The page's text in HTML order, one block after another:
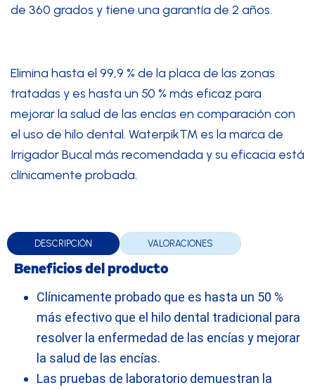
de 360 grados y tiene una garantía de 2 años.
Elimina hasta el 99,9 % de la placa de las zonas
tratadas y es hasta un 50 % más eficaz para
mejorar la salud de las encías en comparación con
el uso de hilo dental. Waterpik™ es la marca de
Irrigador Bucal más recomendada y su eficacia está
clínicamente probada.
DESCRIPCIÓN VALORACIONES
Beneficios del producto
Clínicamente probado que es hasta un 50 %
más efectivo que el hilo dental tradicional para
resolver la enfermedad de las encías y mejorar
la salud de las encías.
Las pruebas de laboratorio demuestran la